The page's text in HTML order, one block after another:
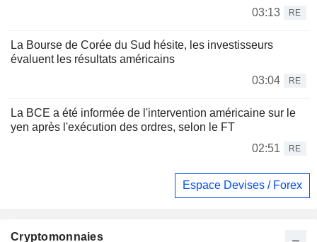
03:13
RE
La Bourse de Corée du Sud hésite, les investisseurs
évaluent les résultats américains
03:04
RE
La BCE a été informée de l'intervention américaine sur le
yen après l'exécution des ordres, selon le FT
02:51
RE
Espace Devises / Forex
Cryptomonnaies